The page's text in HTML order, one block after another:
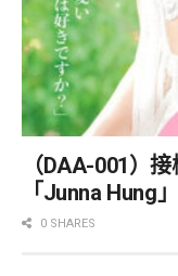
（DAA-001）
「Junna Hung
0 SHARES